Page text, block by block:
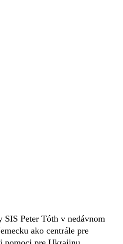
Peter Tóth v nedávnom
ako centrále pre